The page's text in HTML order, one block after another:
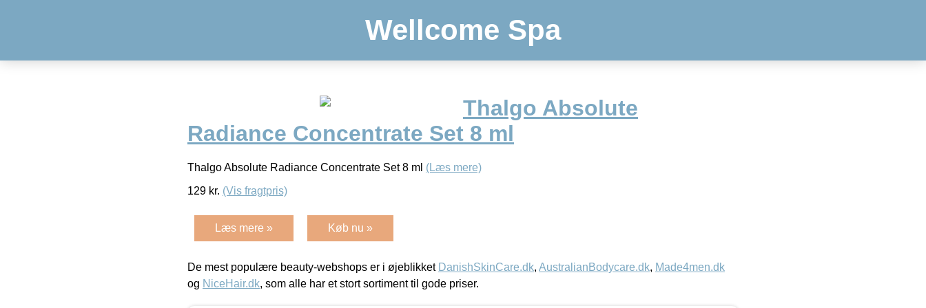
Wellcome Spa
Thalgo Absolute
Radiance Concentrate Set 8 ml
Thalgo Absolute Radiance Concentrate Set 8 ml (Læs mere)
129 kr. (Vis fragtpris)
Læs mere » Køb nu »
De mest populære beauty-webshops er i øjeblikket DanishSkinCare.dk, AustralianBodycare.dk, Made4men.dk
og NiceHair.dk, som alle har et stort sortiment til gode priser.